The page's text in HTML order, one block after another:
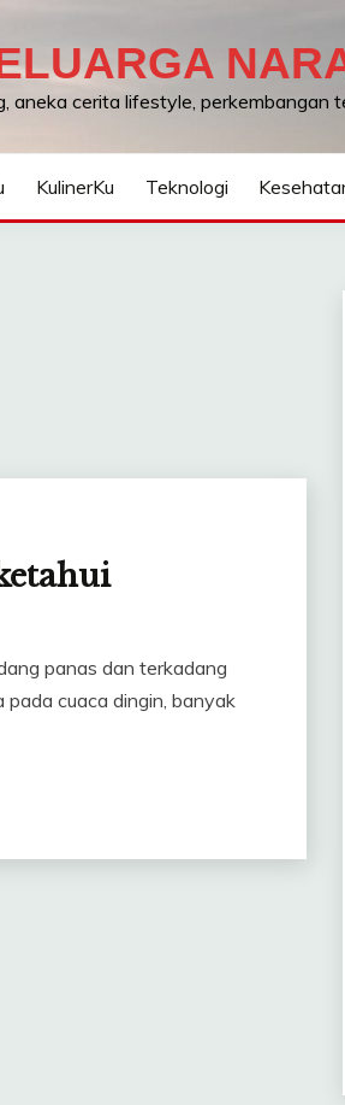
aneka cerita lifestyle, perkembangan
KulinerKu Teknologi
panas dan terkadang
pada cuaca dingin, banyak